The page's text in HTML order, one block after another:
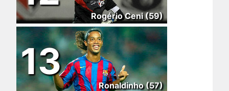
Rogério Ceni (59)
13
Ronaldinho (57)